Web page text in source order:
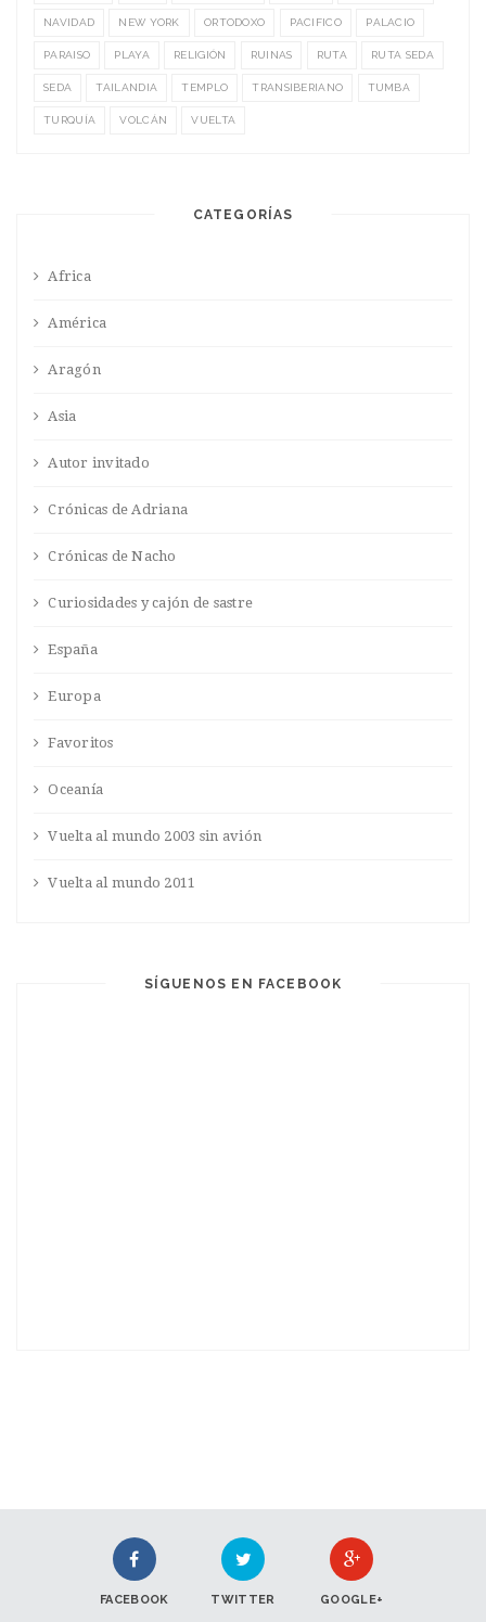
NAVIDAD NEW YORK ORTODOXO PACIFICO PALACIO
PARAISO PLAYA RELIGIÓN RUINAS RUTA RUTA SEDA
SEDA TAILANDIA TEMPLO TRANSIBERIANO TUMBA
TURQUÍA VOLCÁN VUELTA
CATEGORÍAS
Africa
América
Aragón
Asia
Autor invitado
Crónicas de Adriana
Crónicas de Nacho
Curiosidades y cajón de sastre
España
Europa
Favoritos
Oceanía
Vuelta al mundo 2003 sin avión
Vuelta al mundo 2011
SÍGUENOS EN FACEBOOK
FACEBOOK TWITTER GOOGLE+